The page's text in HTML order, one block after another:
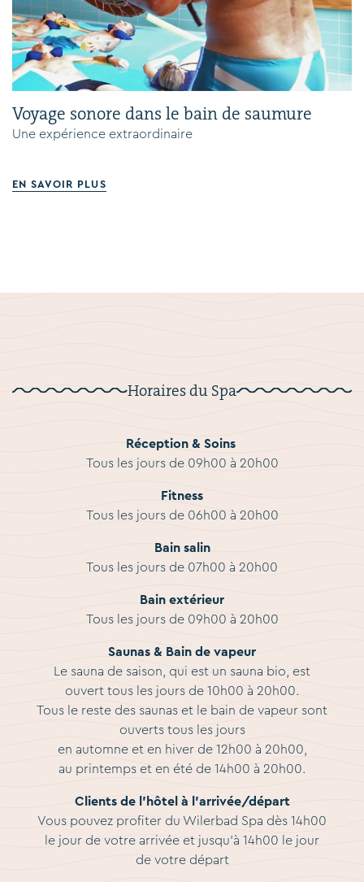
Voyage sonore dans le bain de saumure
Une expérience extraordinaire
EN SAVOIR PLUS
Horaires du Spa
Réception & Soins
Tous les jours de 09h00 à 20h00
Fitness
Tous les jours de 06h00 à 20h00
Bain salin
Tous les jours de 07h00 à 20h00
Bain extérieur
Tous les jours de 09h00 à 20h00
Saunas & Bain de vapeur
Le sauna de saison, qui est un sauna bio, est
ouvert tous les jours de 10h00 à 20h00.
Tous le reste des saunas et le bain de vapeur sont
ouverts tous les jours
en automne et en hiver de 12h00 à 20h00,
au printemps et en été de 14h00 à 20h00.
Clients de l'hôtel à l'arrivée/départ
Vous pouvez profiter du Wilerbad Spa dès 14h00
le jour de votre arrivée et jusqu'à 14h00 le jour
de votre départ